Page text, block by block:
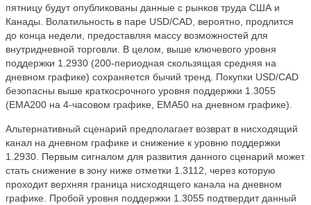
пятницу будут опубликованы данные с рынков труда США и
Канады. Волатильность в паре USD/CAD, вероятно, продлится
до конца недели, предоставляя массу возможностей для
внутридневной торговли. В целом, выше ключевого уровня
поддержки 1.2930 (200-периодная скользящая средняя на
дневном графике) сохраняется бычий тренд. Покупки USD/CAD
безопасны выше краткосрочного уровня поддержки 1.3055
(ЕМА200 на 4-часовом графике, ЕМА50 на дневном графике).
Альтернативный сценарий предполагает возврат в нисходящий
канал на дневном графике и снижение к уровню поддержки
1.2930. Первым сигналом для развития данного сценарий может
стать снижение в зону ниже отметки 1.3112, через которую
проходит верхняя граница нисходящего канала на дневном
графике. Пробой уровня поддержки 1.3055 подтвердит данный